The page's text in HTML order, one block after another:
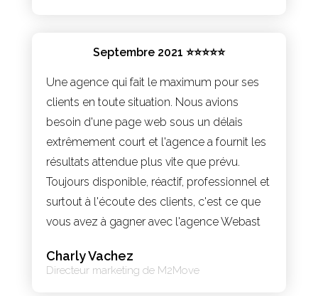
Septembre 2021 ⭐⭐⭐⭐⭐
Une agence qui fait le maximum pour ses
clients en toute situation. Nous avions
besoin d'une page web sous un délais
extrêmement court et l'agence a fournit les
résultats attendue plus vite que prévu.
Toujours disponible, réactif, professionnel et
surtout à l'écoute des clients, c'est ce que
vous avez à gagner avec l'agence Webast
Charly Vachez
Directeur marketing de M2Move